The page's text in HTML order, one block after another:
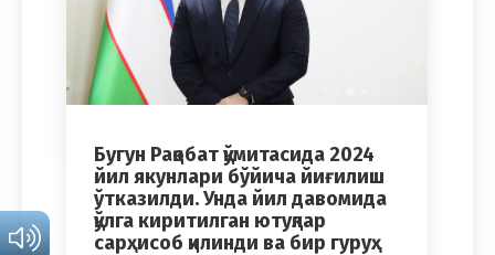
Бугун Рақобат қўмитасида 2024
йил якунлари бўйича йиғилиш
ўтказилди. Унда йил давомида
қўлга киритилган ютуқлар
сарҳисоб қилинди ва бир гуруҳ